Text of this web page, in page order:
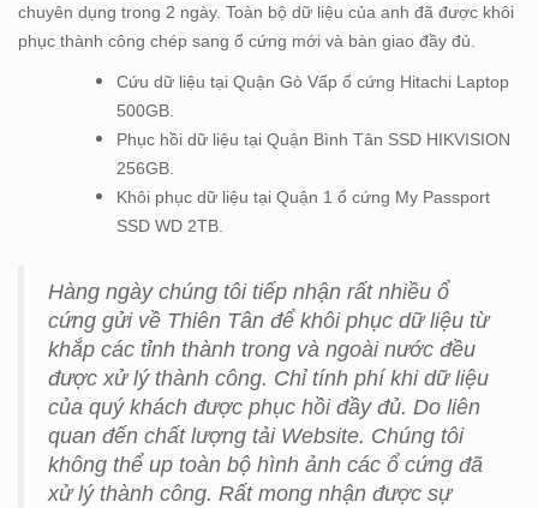
chuyên dụng trong 2 ngày. Toàn bộ dữ liệu của anh đã được khôi
phục thành công chép sang ổ cứng mới và bàn giao đầy đủ.
Cứu dữ liệu tại Quận Gò Vấp ổ cứng Hitachi Laptop
500GB.
Phục hồi dữ liệu tại Quận Bình Tân SSD HIKVISION
256GB.
Khôi phục dữ liệu tại Quận 1 ổ cứng My Passport
SSD WD 2TB.
Hàng ngày chúng tôi tiếp nhận rất nhiều ổ
cứng gửi về Thiên Tân để khôi phục dữ liệu từ
khắp các tỉnh thành trong và ngoài nước đều
được xử lý thành công. Chỉ tính phí khi dữ liệu
của quý khách được phục hồi đầy đủ. Do liên
quan đến chất lượng tải Website. Chúng tôi
không thể up toàn bộ hình ảnh các ổ cứng đã
xử lý thành công. Rất mong nhận được sự